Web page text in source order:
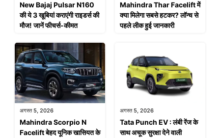
New Bajaj Pulsar N160
की ये 3 खूबियां कराएंगी राइडर्स की
मौज! जानें फीचर्स-कीमत
Mahindra Thar Facelift में
क्या मिलेगा सबसे हटकर? लॉन्च से
पहले लीक हुई जानकारी
अगस्त 5, 2026
Mahindra Scorpio N
Facelift बेहद यूनिक खासियत के
अगस्त 5, 2026
Tata Punch EV : लंबी रेंज के
साथ अचूक सुरक्षा देने वाली